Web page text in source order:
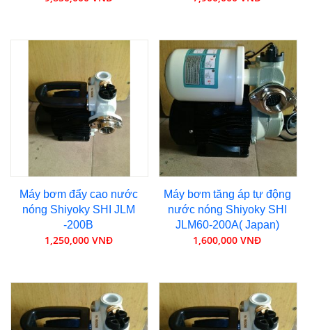
Máy bơm đẩy cao nước
nóng Shiyoky SHI JLM
-200B
1,250,000 VNĐ
Máy bơm tăng áp tự động
nước nóng Shiyoky SHI
JLM60-200A( Japan)
1,600,000 VNĐ